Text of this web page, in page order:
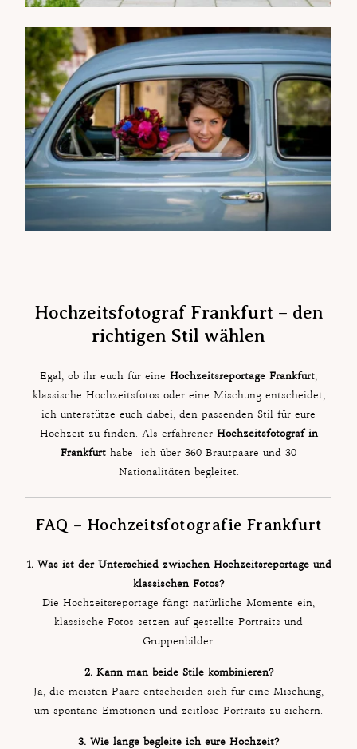
Hochzeitsfotograf Frankfurt – den
richtigen Stil wählen
Egal, ob ihr euch für eine Hochzeitsreportage Frankfurt,
klassische Hochzeitsfotos oder eine Mischung entscheidet,
ich unterstütze euch dabei, den passenden Stil für eure
Hochzeit zu finden. Als erfahrener Hochzeitsfotograf in
Frankfurt habe ich über 360 Brautpaare und 30
Nationalitäten begleitet.
FAQ – Hochzeitsfotografie Frankfurt
1. Was ist der Unterschied zwischen Hochzeitsreportage und
klassischen Fotos?
Die Hochzeitsreportage fängt natürliche Momente ein,
klassische Fotos setzen auf gestellte Portraits und
Gruppenbilder.
2. Kann man beide Stile kombinieren?
Ja, die meisten Paare entscheiden sich für eine Mischung,
um spontane Emotionen und zeitlose Portraits zu sichern.
3. Wie lange begleite ich eure Hochzeit?